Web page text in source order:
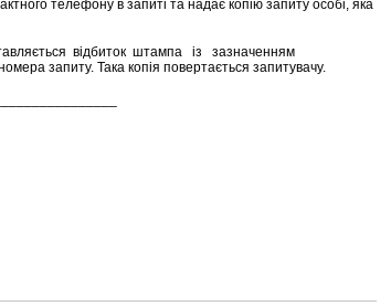
телефону в запиті та надає копію запиту особі, яка
відбиток штампа із зазначенням
запиту. Така копія повертається запитувачу.